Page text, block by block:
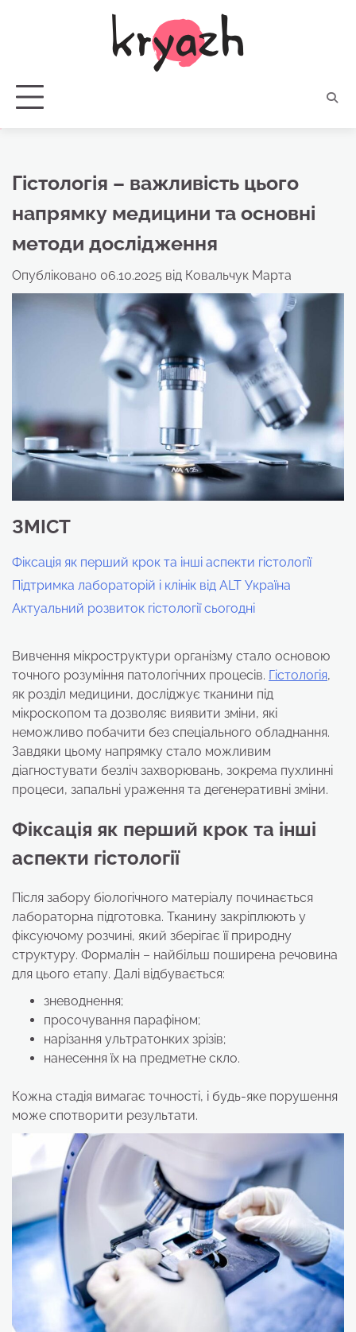
Гістологія – важливість цього
напрямку медицини та основні
методи дослідження
Опубліковано 06.10.2025 від Ковальчук Марта
ЗМІСТ
Фіксація як перший крок та інші аспекти гістології
Підтримка лабораторій і клінік від ALT Україна
Актуальний розвиток гістології сьогодні
Вивчення мікроструктури організму стало основою
точного розуміння патологічних процесів. Гістологія,
як розділ медицини, досліджує тканини під
мікроскопом та дозволяє виявити зміни, які
неможливо побачити без спеціального обладнання.
Завдяки цьому напрямку стало можливим
діагностувати безліч захворювань, зокрема пухлинні
процеси, запальні ураження та дегенеративні зміни.
Фіксація як перший крок та інші
аспекти гістології
Після забору біологічного матеріалу починається
лабораторна підготовка. Тканину закріплюють у
фіксуючому розчині, який зберігає її природну
структуру. Формалін – найбільш поширена речовина
для цього етапу. Далі відбувається:
зневоднення;
просочування парафіном;
нарізання ультратонких зрізів;
нанесення їх на предметне скло.
Кожна стадія вимагає точності, і будь-яке порушення
може спотворити результати.